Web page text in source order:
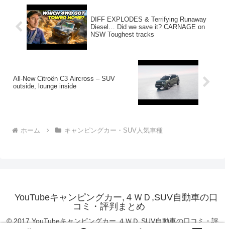
DIFF EXPLODES & Terrifying Runaway
Diesel… Did we save it? CARNAGE on
NSW Toughest tracks
All-New Citroën C3 Aircross – SUV
outside, lounge inside
ホーム キャンピングカー・SUV人気車種
YouTubeキャンピングカー,４ＷＤ,SUV自動車の口
コミ・評判まとめ
© 2017 YouTubeキャンピングカー,４ＷＤ,SUV自動車の口コミ・評